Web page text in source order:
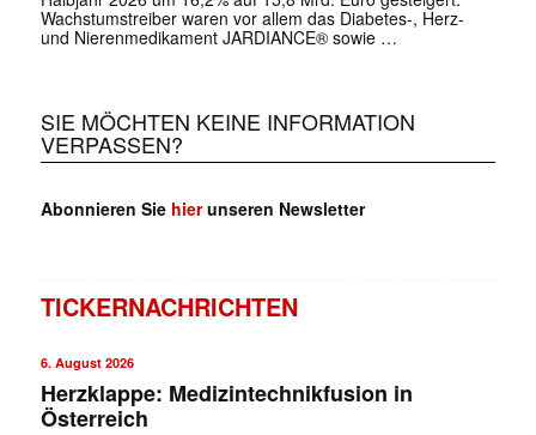
Wachstumstreiber waren vor allem das Diabetes-, Herz-
und Nierenmedikament JARDIANCE® sowie …
SIE MÖCHTEN KEINE INFORMATION
VERPASSEN?
Abonnieren Sie hierunseren Newsletter
TICKERNACHRICHTEN
6. August 2026
Herzklappe: Medizintechnikfusion in
Österreich